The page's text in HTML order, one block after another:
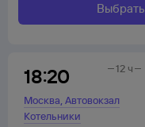
18:20
Москва,Автовокзал
Котельники
12 ч